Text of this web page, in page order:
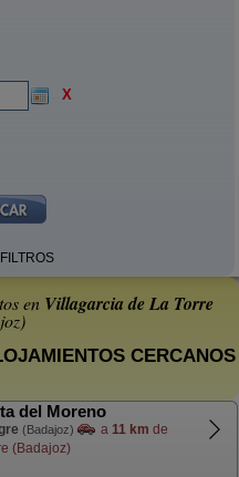
X
en Villagarcia de La Torre
CERCANOS
del Moreno
(Badajoz) a 11 km de
(Badajoz)